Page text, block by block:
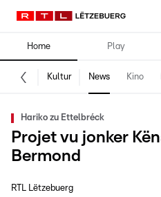
Home Play
Kultur News Kino
Hariko zu Ettelbréck
Projet vu jonker
Bermond
RTL Lëtzebuerg